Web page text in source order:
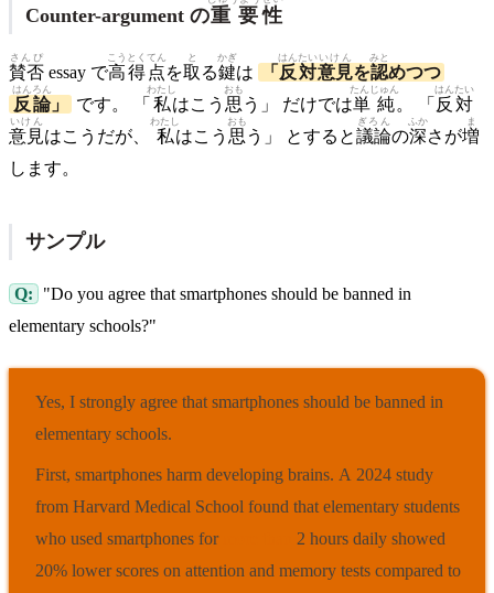
Counter-argument の重要 性
賛否
さんぴ
essay で高
こう
得点
とくてん
を取
と
る鍵
かぎ
は 「 反対
はんたい
意見
いけん
を認
みと
めつつ
反論
はんろん
」 です。 「 私
わたし
はこう 思
おも
う」 だけでは単純
たんじゅん
。 「 反対
はんたい
意見
いけん
はこうだが、 私
わたし
はこう 思
おも
う」 とすると議論
ぎろん
の深
ふか
さが増
ま
します。
サンプル
Q:
"Do you agree that smartphones should be banned in
elementary schools?"
Yes, I strongly agree that smartphones should be banned in
elementary schools.
First, smartphones harm developing brains. A 2024 study
from Harvard Medical School found that elementary students
who used smartphones for
2 hours daily showed
20% lower scores on attention and memory tests compared to